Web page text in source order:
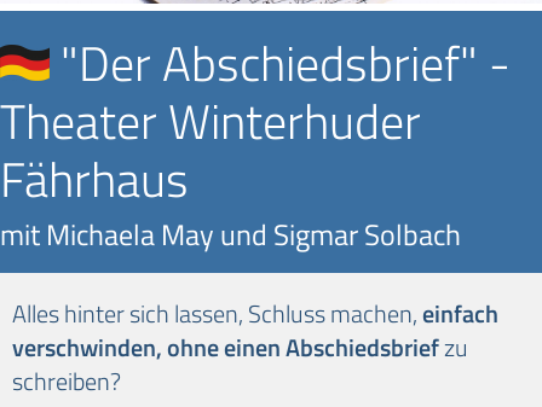
"Der Abschiedsbrief" -
Theater Winterhuder
Fährhaus
mit Michaela May und Sigmar Solbach
Alles hinter sich lassen, Schluss machen,einfach
verschwinden, ohne einen Abschiedsbriefzu
schreiben?